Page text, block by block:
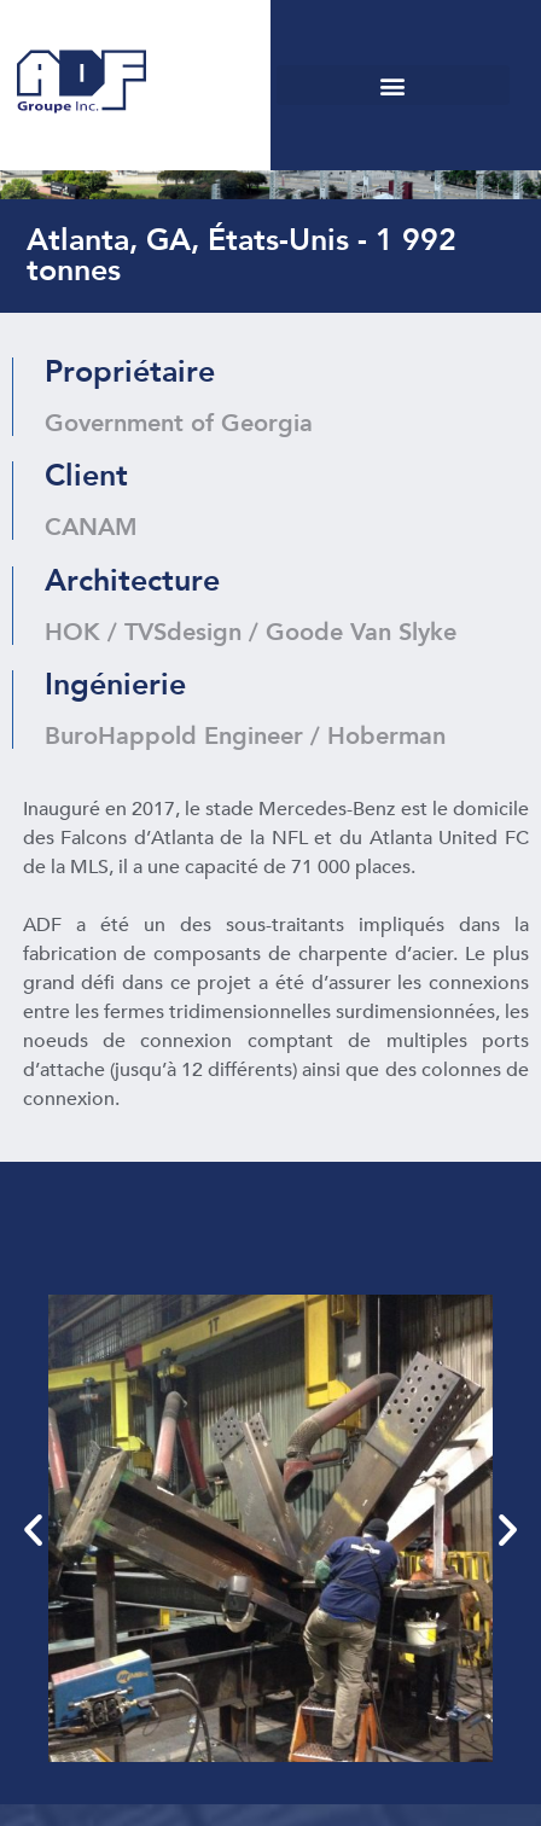
Travaux de charpente pour
le stade Mercedes-Benz
Atlanta, GA, États-Unis - 1 992
tonnes
Propriétaire
Government of Georgia
Client
CANAM
Architecture
HOK / TVSdesign / Goode Van Slyke
Ingénierie
BuroHappold Engineer / Hoberman
Inauguré en 2017, le stade Mercedes-Benz est le domicile
des Falcons d’Atlanta de la NFL et du Atlanta United FC
de la MLS, il a une capacité de 71 000 places.
ADF a été un des sous-traitants impliqués dans la
fabrication de composants de charpente d’acier. Le plus
grand défi dans ce projet a été d’assurer les connexions
entre les fermes tridimensionnelles surdimensionnées, les
noeuds de connexion comptant de multiples ports
d’attache (jusqu’à 12 différents) ainsi que des colonnes de
connexion.